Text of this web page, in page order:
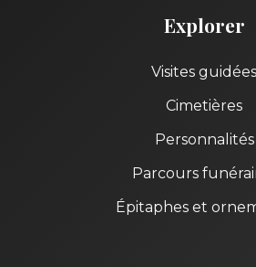
Explorer
Visites guidées
Cimetières
Personnalités
Parcours
Épitaphes et